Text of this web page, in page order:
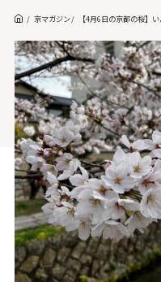
京マガジン 【4月6日の京都の桜】